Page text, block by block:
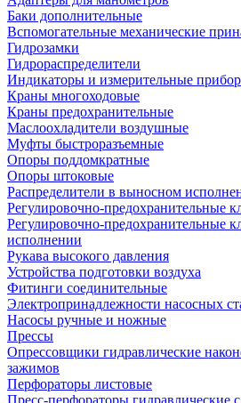
Баки дополнительные
Вспомогательные механические
Гидрозамки
Гидрораспределители
Индикаторы и измерительные
Краны многоходовые
Краны предохранительные
Маслоохладители воздушные
Муфты быстроразъемные
Опоры поддомкратные
Опоры штоковые
Распределители в выносном
Регулировочно-предохранительные
Регулировочно-предохранительные
исполнении
Рукава высокого давления
Устройства подготовки воздуха
Фитинги соединительные
Электропринадлежности насосных
Насосы ручные и ножные
Прессы
Опрессовщики гидравлические
зажимов
Перфораторы листовые
Пресс-перфораторы гидравлические